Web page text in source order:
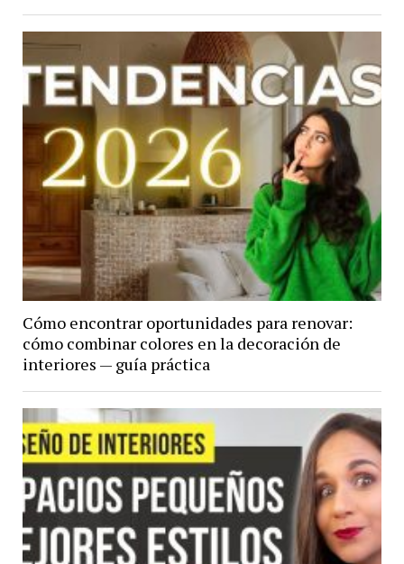
Cómo encontrar oportunidades para renovar:
cómo combinar colores en la decoración de
interiores — guía práctica